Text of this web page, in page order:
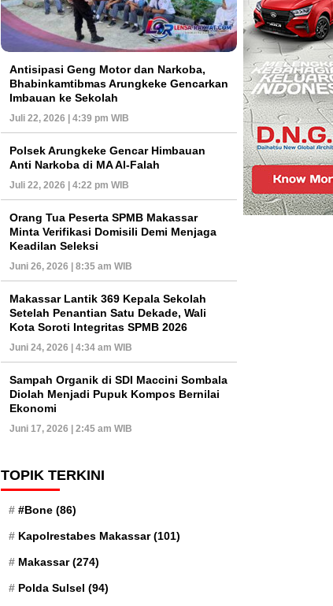
Antisipasi Geng Motor dan Narkoba,
Bhabinkamtibmas Arungkeke Gencarkan
Imbauan ke Sekolah
Juli 22, 2026 | 4:39 pm WIB
Polsek Arungkeke Gencar Himbauan
Anti Narkoba di MA Al-Falah
Juli 22, 2026 | 4:22 pm WIB
Orang Tua Peserta SPMB Makassar
Minta Verifikasi Domisili Demi Menjaga
Keadilan Seleksi
Juni 26, 2026 | 8:35 am WIB
Makassar Lantik 369 Kepala Sekolah
Setelah Penantian Satu Dekade, Wali
Kota Soroti Integritas SPMB 2026
Juni 24, 2026 | 4:34 am WIB
Sampah Organik di SDI Maccini Sombala
Diolah Menjadi Pupuk Kompos Bernilai
Ekonomi
Juni 17, 2026 | 2:45 am WIB
TOPIK TERKINI
#Bone (86)
Kapolrestabes Makassar(101)
Makassar(274)
Polda Sulsel (94)